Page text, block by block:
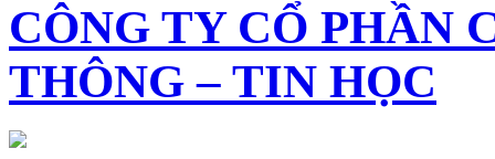
CÔNG TY CỔ PHẦN
THÔNG – TIN HỌC